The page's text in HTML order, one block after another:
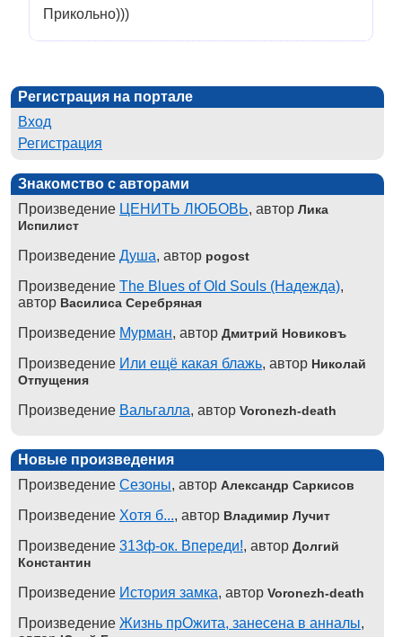
Прикольно)))
Регистрация на портале
Вход
Регистрация
Знакомство с авторами
Произведение ЦЕНИТЬ ЛЮБОВЬ, автор Лика
Испилист
Произведение Душа, автор pogost
Произведение The Blues of Old Souls (Надежда),
автор Василиса Серебряная
Произведение Мурман, автор Дмитрий Новиковъ
Произведение Или ещё какая блажь, автор Николай
Отпущения
Произведение Вальгалла, автор Voronezh-death
Новые произведения
Произведение Сезоны, автор Александр Саркисов
Произведение Хотя б..., автор Владимир Лучит
Произведение 313ф-ок. Впереди!, автор Долгий
Константин
Произведение История замка, автор Voronezh-death
Произведение Жизнь прОжита, занесена в анналы,